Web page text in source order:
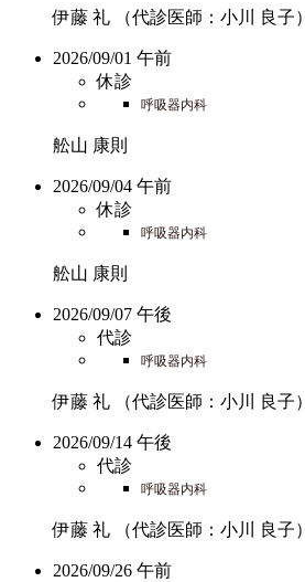
伊藤 礼 （代診医師：小川 良子）
2026/09/01 午前
休診
呼吸器内科
舩山 康則
2026/09/04 午前
休診
呼吸器内科
舩山 康則
2026/09/07 午後
代診
呼吸器内科
伊藤 礼 （代診医師：小川 良子）
2026/09/14 午後
代診
呼吸器内科
伊藤 礼 （代診医師：小川 良子）
2026/09/26 午前